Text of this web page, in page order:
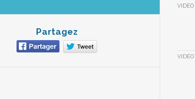
Partagez
VIDÉO
VIDÉO